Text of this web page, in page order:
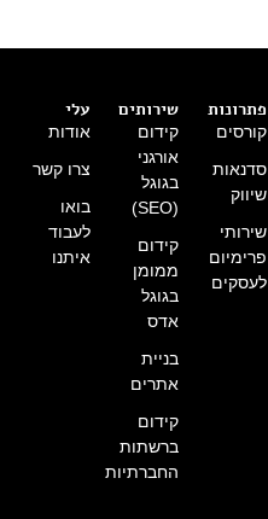
פתרונות
קורסים
סדנאות
שיווק
שירותי
פרימיום
לעסקים
שירותים
קידום
אורגני
בגוגל
(SEO)
קידום
ממומן
בגוגל
אדס
בניית
אתרים
קידום
ברשתות
החברתיות
עלי
אודות
צרו קשר
בואו
לעבוד
איתנו